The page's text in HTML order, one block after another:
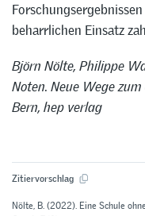
beharrlichen Einsatz
Björn Nölte, Philippe
Noten. Neue Wege
Bern, hep verlag
Zitiervorschlag
Nölte, B. (2022). Eine Schule